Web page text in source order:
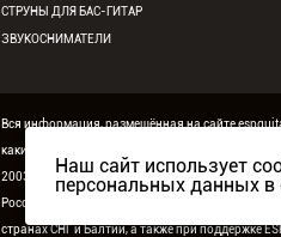
СТРУНЫ ДЛЯ БАС-ГИТАР
ЗВУКОСНИМАТЕЛИ
Вся информация, размещённая на сайте
каких условиях не является публичной офертой.
2003-2026 ©ESP Guitars . Все права защищены.
России,
странах СНГ и Балтии, а также при поддержке
Наш сайт использует
персональных данных в